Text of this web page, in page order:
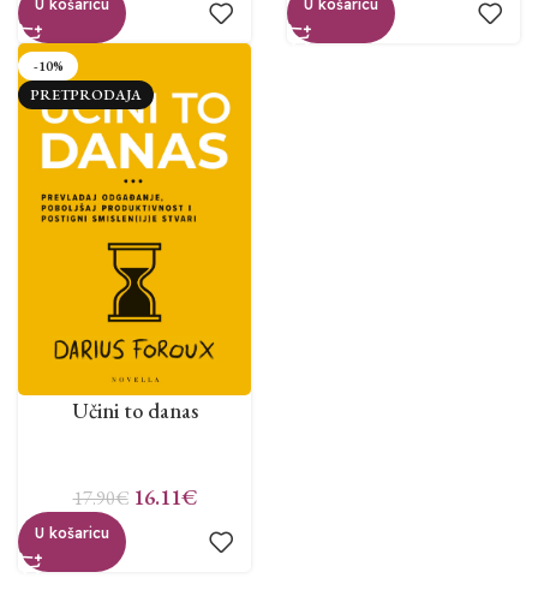
U košaricu U košaricu
-10%
PRETPRODAJA
Učini to danas
17.90€ 16.11€
U košaricu